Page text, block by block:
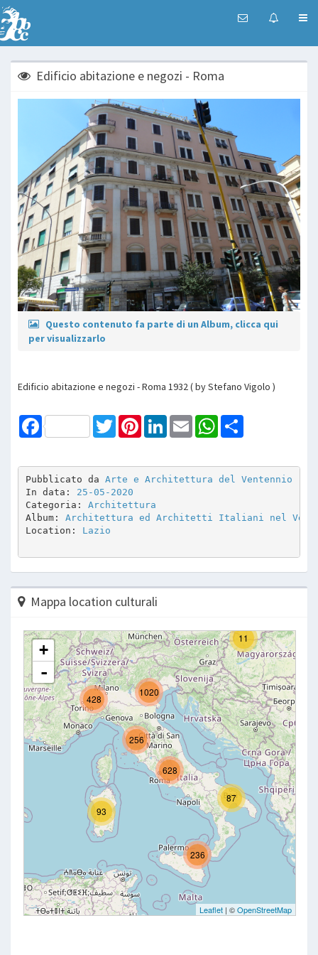
Edificio abitazione e negozi - Roma
Questo contenuto fa parte di un Album, clicca qui
per visualizzarlo
Edificio abitazione e negozi - Roma 1932 ( by Stefano Vigolo )
Facebook TwitterPinterestLinkedInEmail WhatsApp
Pubblicato da Arte e Architettura del Ventennio
In data: 25-05-2020
Categoria: Architettura
Album: Architettura ed Architetti Italiani nel
Location: Lazio
Mappa location culturali